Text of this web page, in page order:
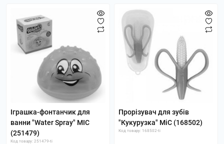
Іграшка-фонтанчик для
ванни "Water Spray" MIC
(251479)
Код товару: 251479-ti
Прорізувач для зубів
"Кукурузка" MiC (168502)
Код товару: 168502-ti